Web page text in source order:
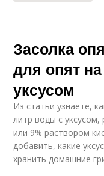
Засолка
для опят
уксусом
Из статьи узнаете,
литр воды с уксусом,
или 9% раствором
добавить, какие
хранить домашние